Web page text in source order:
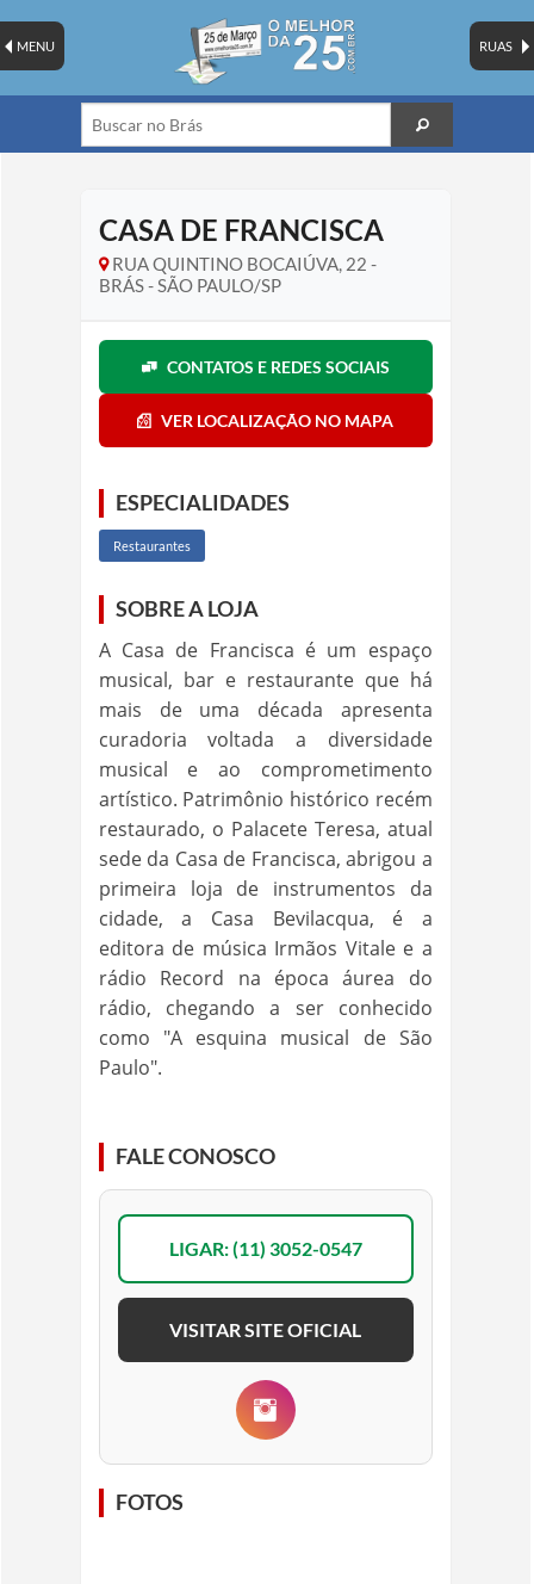
RUAS
MENU
CASA DE FRANCISCA
RUA QUINTINO BOCAIÚVA, 22 -
BRÁS - SÃO PAULO/SP
CONTATOS E REDES SOCIAIS
VER LOCALIZAÇÃO NO MAPA
ESPECIALIDADES
Restaurantes
SOBRE A LOJA
A Casa de Francisca é um espaço
musical, bar e restaurante que há
mais de uma década apresenta
curadoria voltada a diversidade
musical e ao comprometimento
artístico. Patrimônio histórico recém
restaurado, o Palacete Teresa, atual
sede da Casa de Francisca, abrigou a
primeira loja de instrumentos da
cidade, a Casa Bevilacqua, é a
editora de música Irmãos Vitale e a
rádio Record na época áurea do
rádio, chegando a ser conhecido
como "A esquina musical de São
Paulo".
FALE CONOSCO
LIGAR: (11) 3052-0547
VISITAR SITE OFICIAL
FOTOS